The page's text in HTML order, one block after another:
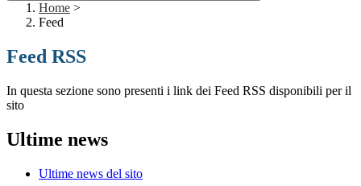
Home >
Feed
Feed RSS
In questa sezione sono presenti i link dei Feed RSS disponibili per il
sito
Ultime news
Ultime news del sito